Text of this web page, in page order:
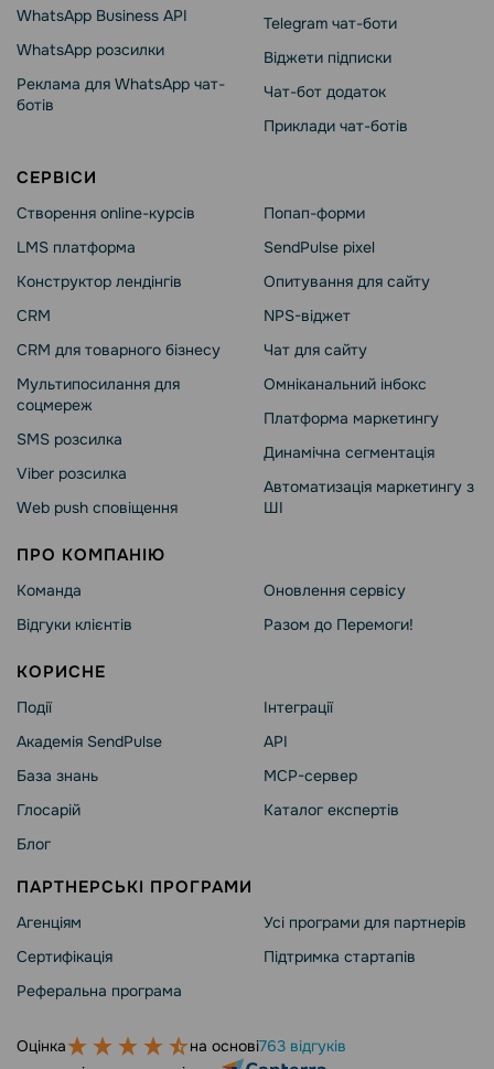
WhatsApp Business API
WhatsApp розсилки
Реклама для WhatsApp чат-
ботів
Telegram чат-боти
Віджети підписки
Чат-бот додаток
Приклади чат-ботів
СЕРВІСИ
Створення online-курсів
LMS платформа
Конструктор лендінгів
CRM
CRM для товарного бізнесу
Мультипосилання для
соцмереж
SMS розсилка
Viber розсилка
Web push сповіщення
Попап-форми
SendPulse pixel
Опитування для сайту
NPS-віджет
Чат для сайту
Омніканальний інбокс
Платформа маркетингу
Динамічна сегментація
Автоматизація маркетингу з
ШІ
ПРО КОМПАНІЮ
Команда
Відгуки клієнтів
Оновлення сервісу
Разом до Перемоги!
КОРИСНЕ
Події
Академія SendPulse
База знань
Глосарій
Блог
Інтеграції
API
MCP-сервер
Каталог експертів
ПАРТНЕРСЬКІ ПРОГРАМИ
Агенціям
Сертифікація
Реферальна програма
Усі програми для партнерів
Підтримка стартапів
Оцінка на основі763 відгуків